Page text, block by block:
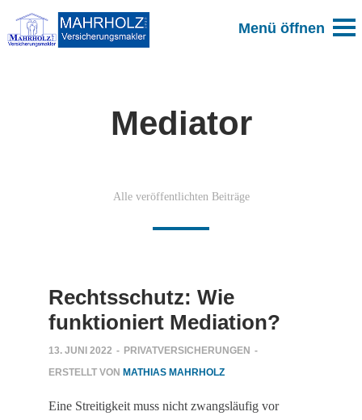
Mediator
Alle veröffentlichten Beiträge
Rechtsschutz: Wie
funktioniert Mediation?
13. JUNI 2022 - PRIVATVERSICHERUNGEN -
ERSTELLT VON MATHIAS MAHRHOLZ
Eine Streitigkeit muss nicht zwangsläufig vor